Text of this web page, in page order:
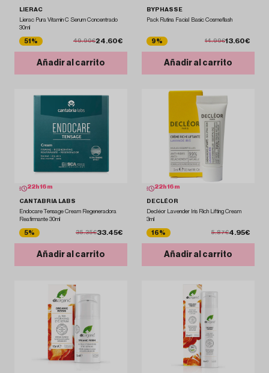
LIERAC
Lierac Pura Vitamin C Serum Concentrado
30ml
51% 49.90€24.60€
Añadir al carrito
BYPHASSE
Pack Rutina Facial Basic Cosmeflash
9% 14.99€13.60€
Añadir al carrito
22 h16 m
CANTABRIA LABS
Endocare Tensage Cream Regeneradora
Reafirmante 30ml
5% 35.35€33.45€
Añadir al carrito
22 h16 m
DECLÉOR
Decléor Lavender Iris Rich Lifting Cream
3ml
16% 5.87€4.95€
Añadir al carrito